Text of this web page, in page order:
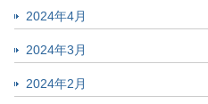
2024年4月
2024年3月
2024年2月